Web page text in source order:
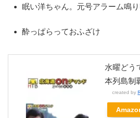
眠い洋ちゃん。元号アラーム鳴り
酔っぱらっておふざけ
水曜どう
本列島制
created by